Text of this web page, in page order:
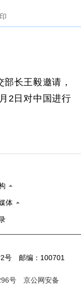
长王毅邀请，
2日对中国进行
体
2号 邮编：100701
号
京公网安备